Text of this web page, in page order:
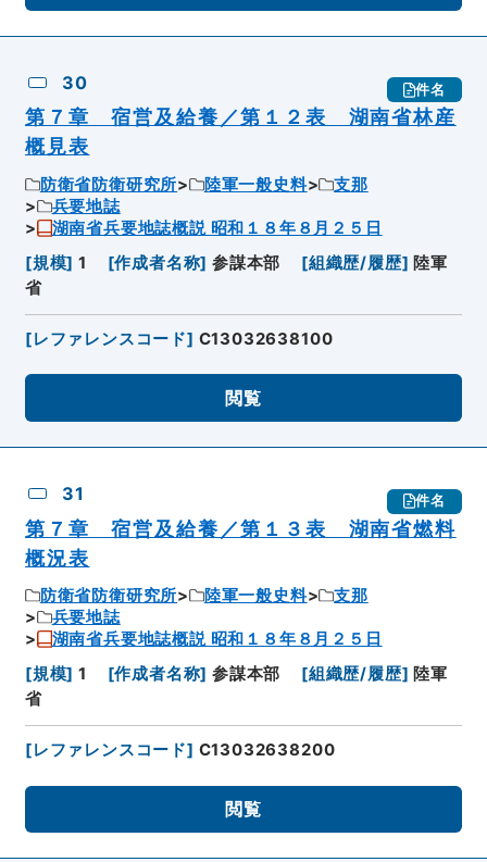
30 件名
第７章 宿営及給養／第１２表 湖南省林産
概見表
防衛省防衛研究所 陸軍一般史料
支那
兵要地誌
湖南省兵要地誌概説 昭和１８年８月２５日
[規模] 1 [作成者名称] 参謀本部 [組織歴/履歴] 陸軍
省
[レファレンスコード] C13032638100
閲覧
31 件名
第７章 宿営及給養／第１３表 湖南省燃料
概況表
防衛省防衛研究所 陸軍一般史料
支那
兵要地誌
湖南省兵要地誌概説 昭和１８年８月２５日
[規模] 1 [作成者名称] 参謀本部 [組織歴/履歴] 陸軍
省
[レファレンスコード] C13032638200
閲覧